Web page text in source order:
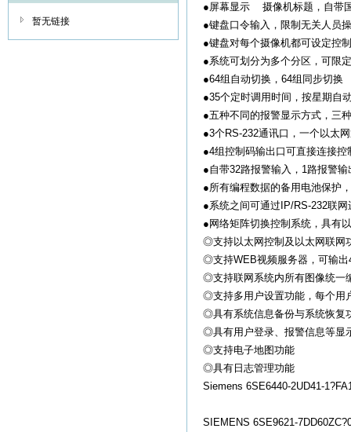
暂无链接
●屏幕显示 摄像机标题，自带
●键盘口令输入，限制无关人员
●键盘对每个摄像机都可设定控
●系统可划分为多个分区，可限
●64组自动切换，64组同步切换
●35个定时调用时间，按星期自
●五种不同的报警显示方式，三
●3个RS-232通讯口，一个以太
●4组控制码输出口可直接连接
●自带32路报警输入，1路报警
●所有编程数据的备用电池保
●系统之间可通过IP/RS-232联
●网络矩阵切换控制系统，具有
◎支持以太网控制及以太网联网
◎支持WEB视频服务器，可输出
◎支持联网系统内所有图像统一
◎支持多用户设置功能，每个用
◎具有系统信息备份与系统恢复
◎具有用户登录、报警信息等显
◎支持电子地图功能
◎具有日志管理功能
Siemens 6SE6440-2UD41-
SIEMENS 6SE9621-